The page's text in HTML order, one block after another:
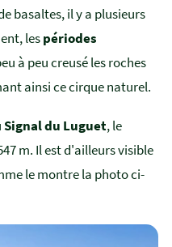
basaltes, il y a plusieurs
lespériodes
à peu creusé les roches
ainsi ce cirque naturel.
Signal du Luguet, le
m. Il est d'ailleurs visible
le montre la photo ci-